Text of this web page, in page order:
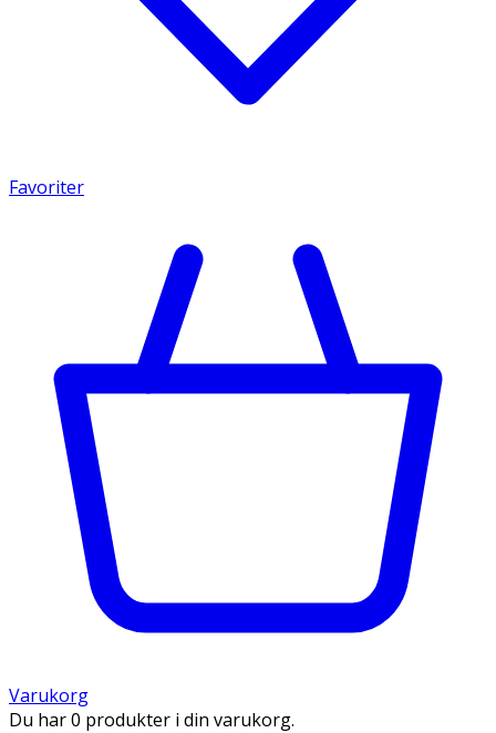
Favoriter
Varukorg
Du har 0 produkter i din varukorg.